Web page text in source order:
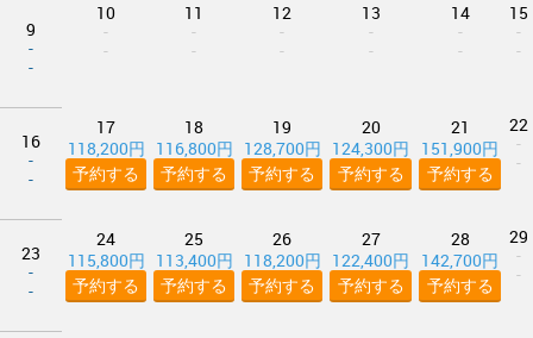
9
-
-
10
-
-
11
-
-
12
-
-
13
-
-
14
-
-
15
-
-
16
-
-
17
118,200円
予約する
18
116,800円
予約する
19
128,700円
予約する
20
124,300円
予約する
21
151,900円
予約する
22
-
-
23
-
-
24
115,800円
予約する
25
113,400円
予約する
26
118,200円
予約する
27
122,400円
予約する
28
142,700円
予約する
29
-
-